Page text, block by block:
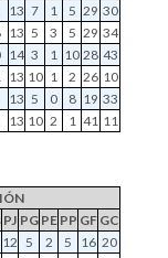
13 7 1 5 29 30
13 5 3 5 29 34
14 3 1 10 28 43
13 10 1 2 26 10
13 5 0 8 19 33
13 10 2 1 41 11
PJ PG PE PP GF GC
12 5 2 5 16 20